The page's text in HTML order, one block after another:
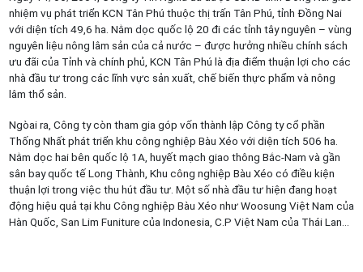
nhiệm vụ phát triển KCN Tân Phú thuộc thị trấn Tân Phú, tỉnh Đồng Nai
với diện tích 49,6 ha. Nằm dọc quốc lộ 20 đi các tỉnh tây nguyên – vùng
nguyên liệu nông lâm sản của cả nước – được hưởng nhiều chính sách
ưu đãi của Tỉnh và chính phủ, KCN Tân Phú là địa điểm thuận lợi cho các
nhà đầu tư trong các lĩnh vực sản xuất, chế biến thực phẩm và nông
lâm thổ sản.
Ngòai ra, Công ty còn tham gia góp vốn thành lập Công ty cổ phần
Thống Nhất phát triển khu công nghiệp Bàu Xéo với diện tích 506 ha.
Nằm dọc hai bên quốc lộ 1A, huyết mạch giao thông Bắc-Nam và gần
sân bay quốc tế Long Thành, Khu công nghiệp Bàu Xéo có điều kiện
thuận lợi trong việc thu hút đầu tư. Một số nhà đầu tư hiện đang hoạt
động hiệu quả tại khu Công nghiệp Bàu Xéo như Woosung Việt Nam của
Hàn Quốc, San Lim Funiture của Indonesia, C.P Việt Nam của Thái Lan…